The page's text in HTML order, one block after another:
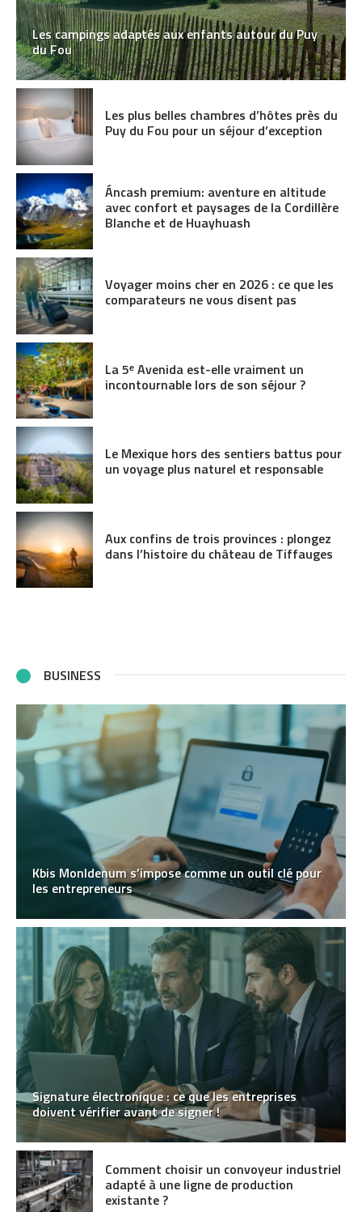
Les campings adaptés aux enfants autour du Puy
du Fou
Les plus belles chambres d’hôtes près du
Puy du Fou pour un séjour d’exception
Áncash premium: aventure en altitude
avec confort et paysages de la Cordillère
Blanche et de Huayhuash
Voyager moins cher en 2026 : ce que les
comparateurs ne vous disent pas
La 5ᵉ Avenida est-elle vraiment un
incontournable lors de son séjour ?
Le Mexique hors des sentiers battus pour
un voyage plus naturel et responsable
Aux confins de trois provinces : plongez
dans l’histoire du château de Tiffauges
BUSINESS
Kbis MonIdenum s’impose comme un outil clé pour
les entrepreneurs
Signature électronique : ce que les entreprises
doivent vérifier avant de signer !
Comment choisir un convoyeur industriel
adapté à une ligne de production
existante ?